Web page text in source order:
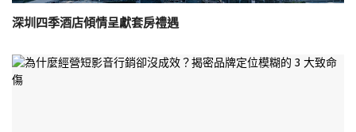
深圳四季酒店傾情呈獻套房禮遇